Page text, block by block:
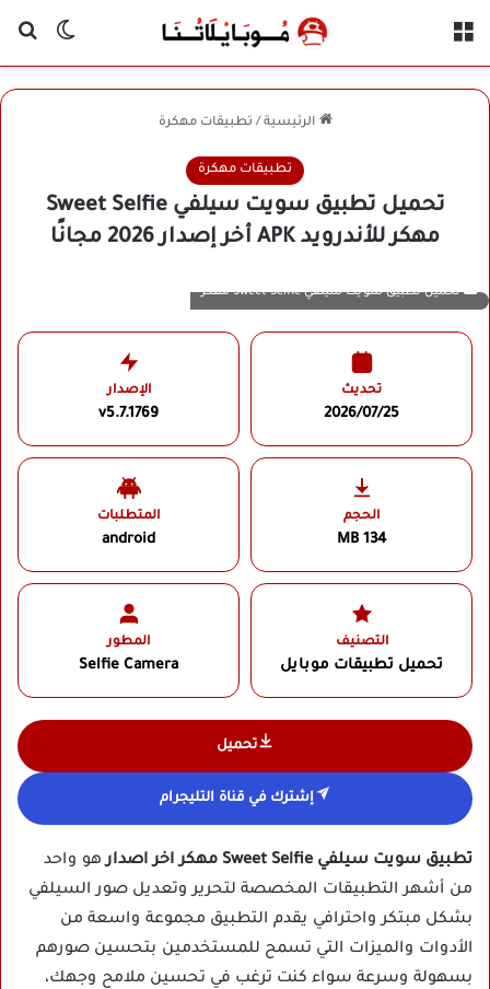
الوضع
الرئيسية / تطبيقات مهكرة
تطبيقات مهكرة
تحميل تطبيق سويت سيلفي Sweet Selfie
مهكر للأندرويد APK أخر إصدار 2026 مجانًا
تحميل تطبيق سويت سيلفي Sweet Selfie مهكر
تحديث
2026/07/25
الإصدار
v5.7.1769
الحجم
134 MB
المتطلبات
android
التصنيف
تحميل تطبيقات موبايل
المطور
Selfie Camera‏
تحميل
إشترك في قناة التليجرام
تطبيق سويت سيلفي Sweet Selfie مهكر اخر اصدار
هو واحد
من أشهر التطبيقات المخصصة لتحرير وتعديل صور السيلفي
بشكل مبتكر واحترافي يقدم التطبيق مجموعة واسعة من
الأدوات والميزات التي تسمح للمستخدمين بتحسين صورهم
بسهولة وسرعة سواء كنت ترغب في تحسين ملامح وجهك،